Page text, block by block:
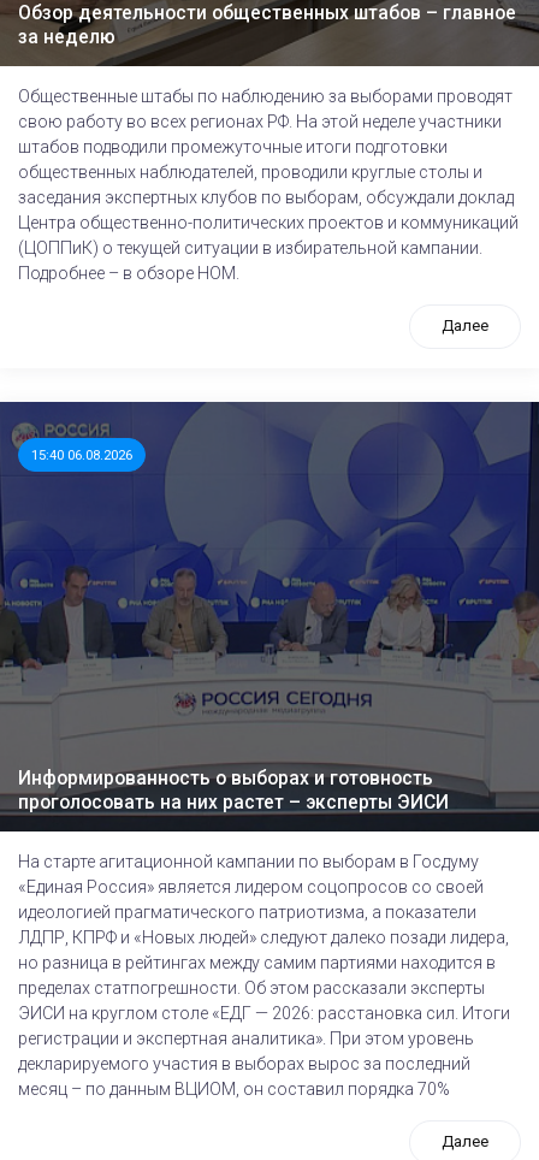
Обзор деятельности общественных штабов – главное
за неделю
Общественные штабы по наблюдению за выборами проводят
свою работу во всех регионах РФ. На этой неделе участники
штабов подводили промежуточные итоги подготовки
общественных наблюдателей, проводили круглые столы и
заседания экспертных клубов по выборам, обсуждали доклад
Центра общественно-политических проектов и коммуникаций
(ЦОППиК) о текущей ситуации в избирательной кампании.
Подробнее – в обзоре НОМ.
Далее
15:40 06.08.2026
Информированность о выборах и готовность
проголосовать на них растет – эксперты ЭИСИ
На старте агитационной кампании по выборам в Госдуму
«Единая Россия» является лидером соцопросов со своей
идеологией прагматического патриотизма, а показатели
ЛДПР, КПРФ и «Новых людей» следуют далеко позади лидера,
но разница в рейтингах между самим партиями находится в
пределах статпогрешности. Об этом рассказали эксперты
ЭИСИ на круглом столе «ЕДГ — 2026: расстановка сил. Итоги
регистрации и экспертная аналитика». При этом уровень
декларируемого участия в выборах вырос за последний
месяц – по данным ВЦИОМ, он составил порядка 70%
Далее